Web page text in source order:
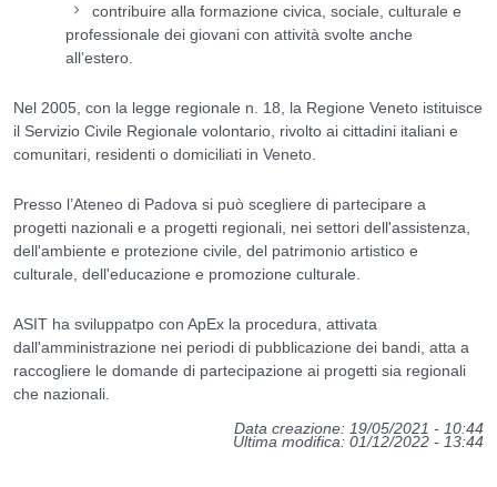
contribuire alla formazione civica, sociale, culturale e
professionale dei giovani con attività svolte anche
all’estero.
Nel 2005, con la legge regionale n. 18, la Regione Veneto istituisce
il Servizio Civile Regionale volontario, rivolto ai cittadini italiani e
comunitari, residenti o domiciliati in Veneto.
Presso l’Ateneo di Padova si può scegliere di partecipare a
progetti nazionali e a progetti regionali, nei settori dell'assistenza,
dell'ambiente e protezione civile, del patrimonio artistico e
culturale, dell'educazione e promozione culturale.
ASIT ha sviluppatpo con ApEx la procedura, attivata
dall'amministrazione nei periodi di pubblicazione dei bandi, atta a
raccogliere le domande di partecipazione ai progetti sia regionali
che nazionali.
Data creazione: 19/05/2021 - 10:44
Ultima modifica: 01/12/2022 - 13:44